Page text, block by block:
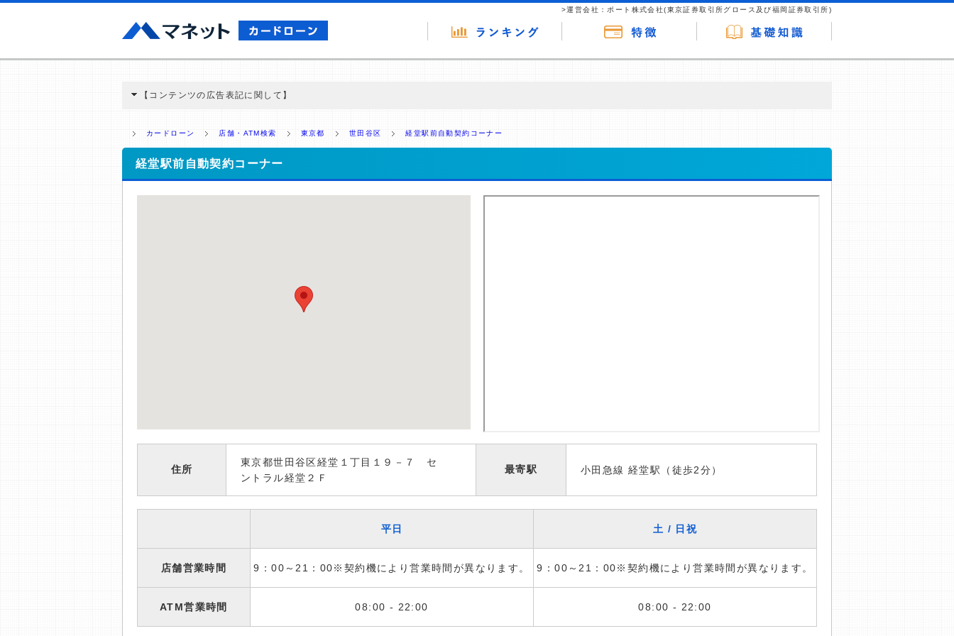
>運営会社：ポート株式会社(東京証券取引所グロース及び福岡証券取引所)
【コンテンツの広告表記に関して】
ミ収集などに基づき、公平性を担保した情報提供を行っています。
>提携企業一覧
カードローン 店舗・ATM検索 東京都 世田谷区 経堂駅前自動契約コーナー
経堂駅前自動契約コーナー
住所
東京都世田谷区経堂１丁目１９－７ セ
ントラル経堂２Ｆ
最寄駅 小田急線 経堂駅（徒歩2分）
平日 土 / 日祝
店舗営業時間 9：00～21：00※契約機により営業時間が異なります。 9：00～21：00※契約機により営業時間が異なります。
ATM営業時間 08:00 - 22:00 08:00 - 22:00